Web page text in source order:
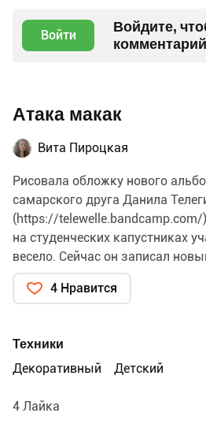
Войти
Войдите,
комментарий
Атака макак
Вита Пироцкая
Рисовала обложку нового
самарского друга Данила
(https://telewelle.bandcamp.com/
на студенческих капустниках
весело. Сейчас он записал
андеграунд".
Комментарий самого Данила, я
последователей закрепили
музыке любителей, делающих
языка.
4 Нравится
Техники
Декоративный
Детский
4 Лайка